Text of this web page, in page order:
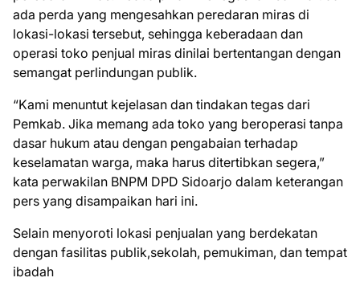
ada perda yang mengesahkan peredaran miras di
lokasi-lokasi tersebut, sehingga keberadaan dan
operasi toko penjual miras dinilai bertentangan dengan
semangat perlindungan publik.
“Kami menuntut kejelasan dan tindakan tegas dari
Pemkab. Jika memang ada toko yang beroperasi tanpa
dasar hukum atau dengan pengabaian terhadap
keselamatan warga, maka harus ditertibkan segera,”
kata perwakilan BNPM DPD Sidoarjo dalam keterangan
pers yang disampaikan hari ini.
Selain menyoroti lokasi penjualan yang berdekatan
dengan fasilitas publik,sekolah, pemukiman, dan tempat
ibadah